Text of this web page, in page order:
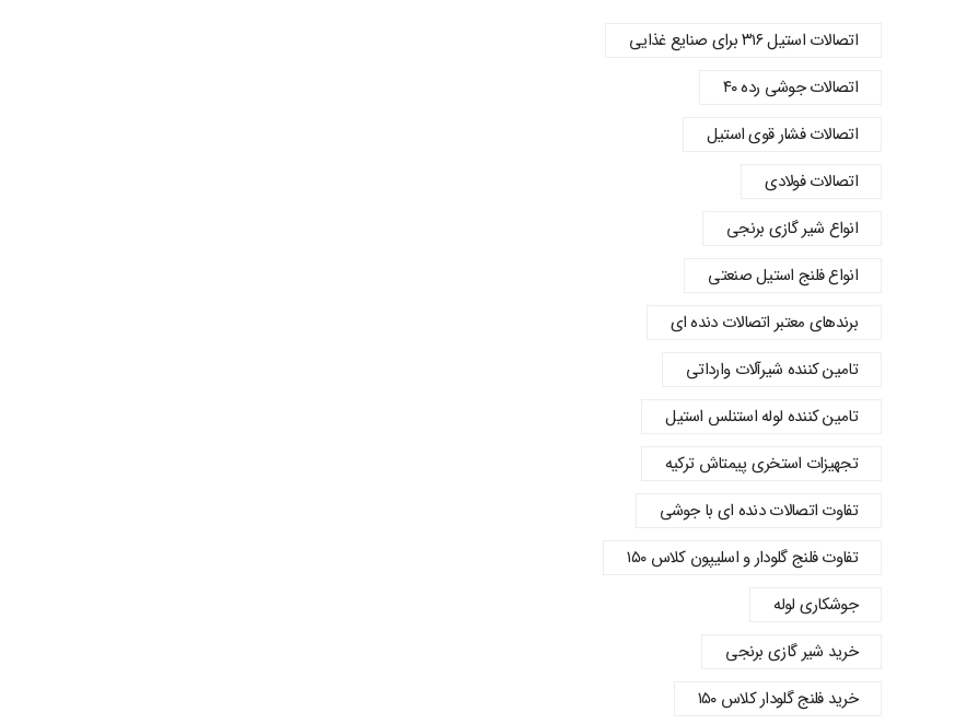
اتصالات استیل ۳۱۶ برای صنایع غذایی
اتصالات جوشی رده ۴۰
اتصالات فشار قوی استیل
اتصالات فولادی
انواع شیر گازی برنجی
انواع فلنج استیل صنعتی
برندهای معتبر اتصالات دنده‌ ای
تامین کننده شیرآلات وارداتی
تامین کننده لوله استنلس استیل
تجهیزات استخری پیمتاش ترکیه
تفاوت اتصالات دنده‌ ای با جوشی
تفاوت فلنج گلودار و اسلیپون کلاس ۱۵۰
جوشکاری لوله
خرید شیر گازی برنجی
خرید فلنج گلودار کلاس ۱۵۰